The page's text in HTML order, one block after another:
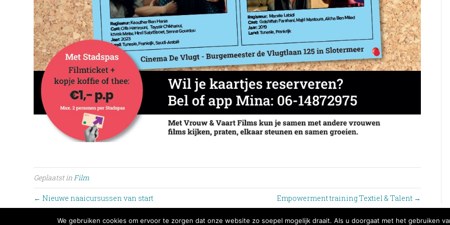
Geplaatst inFilm
← Nieuwe naaicursussen van start Empowerment training Textiel & Talent →
We gebruiken cookies om ervoor te zorgen dat onze website zo soepel mogelijk draait. Als u doorgaat met het gebruiken